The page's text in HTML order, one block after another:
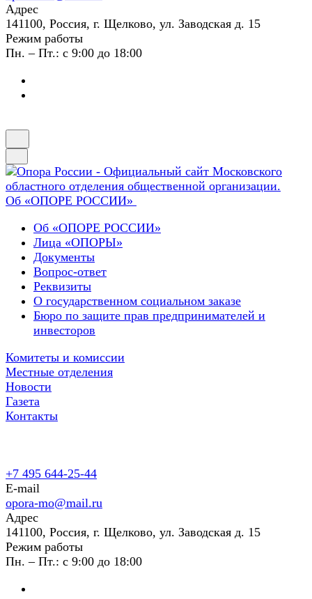
Адрес
141100, Россия, г. Щелково, ул. Заводская д. 15
Режим работы
Пн. – Пт.: с 9:00 до 18:00
Об «ОПОРЕ РОССИИ»
Об «ОПОРЕ РОССИИ»
Лица «ОПОРЫ»
Документы
Вопрос-ответ
Реквизиты
О государственном социальном заказе
Бюро по защите прав предпринимателей и
инвесторов
Комитеты и комиссии
Местные отделения
Новости
Газета
Контакты
+7 495 644-25-44
E-mail
opora-mo@mail.ru
Адрес
141100, Россия, г. Щелково, ул. Заводская д. 15
Режим работы
Пн. – Пт.: с 9:00 до 18:00